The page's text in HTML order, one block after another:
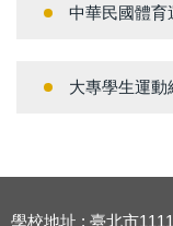
中華民國體育
大專學生運動
學校地址 : 臺北市